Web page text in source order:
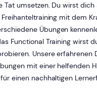
Tat umsetzen. Du wirst dich
mit dem
Übungen
Functional Training wirst
Unsere erfahrenen
mit einer helfenden
einen nachhaltigen